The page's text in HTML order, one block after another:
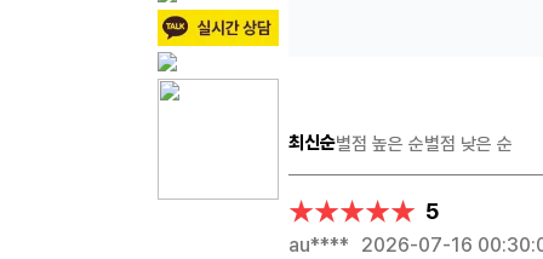
최신순별점 높은 순별점 낮은 순
★★★★★
★★★★★ 5
au**** 2026-07-16